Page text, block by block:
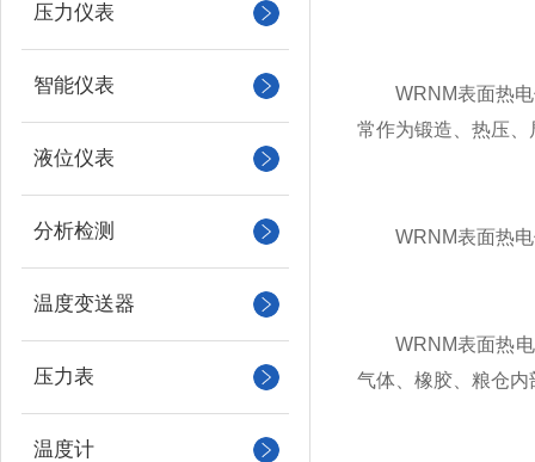
压力仪表
智能仪表
液位仪表
分析检测
温度变送器
压力表
温度计
WRNM表面热电
常作为锻造、热压
WRNM表面热电
WRNM表面热电
气体、橡胶、粮仓